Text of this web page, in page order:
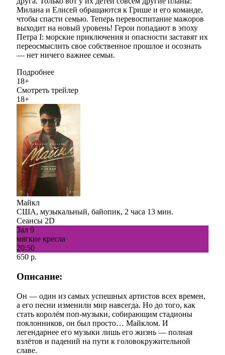
Милана и Елисей обращаются к Грише и его команде,
чтобы спасти семью. Теперь перевоспитание мажоров
выходит на новый уровень! Герои попадают в эпоху
Петра I: морские приключения и опасности заставят их
переосмыслить свое собственное прошлое и осознать
— нет ничего важнее семьи.
Подробнее
18+
Смотреть трейлер
18+
Майкл
США, музыкальный, байопик, 2 часа 13 мин.
Сеансы 2D
Зал 9
мягкие кресла
20:50
650 р.
Описание:
Он — один из самых успешных артистов всех времен,
а его песни изменили мир навсегда. Но до того, как
стать королём поп-музыки, собирающим стадионы
поклонников, он был просто… Майклом. И
легендарнее его музыки лишь его жизнь — полная
взлётов и падений на пути к головокружительной
славе.